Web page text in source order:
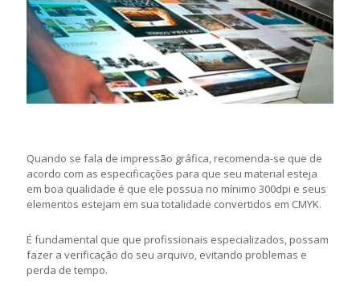
Quando se fala de impressão gráfica, recomenda-se que de
acordo com as especificações para que seu material esteja
em boa qualidade é que ele possua no mínimo 300dpi e seus
elementos estejam em sua totalidade convertidos em CMYK.
É fundamental que que profissionais especializados, possam
fazer a verificação do seu arquivo, evitando problemas e
perda de tempo.